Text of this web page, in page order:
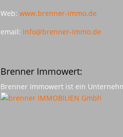
Web: www.brenner-immo.de
email: info@brenner-immo.de
Brenner Immowert:
Brenner Immowert ist ein